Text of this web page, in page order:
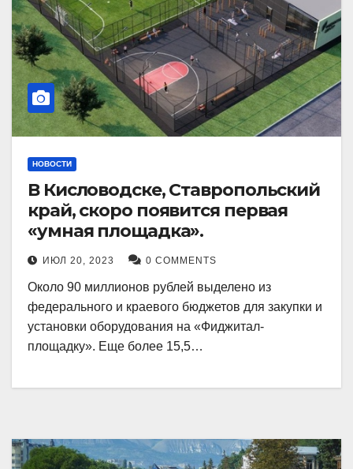
НОВОСТИ
В Кисловодске, Ставропольский
край, скоро появится первая
«умная площадка».
ИЮЛ 20, 2023 0 COMMENTS
Около 90 миллионов рублей выделено из
федерального и краевого бюджетов для закупки и
установки оборудования на «Фиджитал-
площадку». Еще более 15,5…